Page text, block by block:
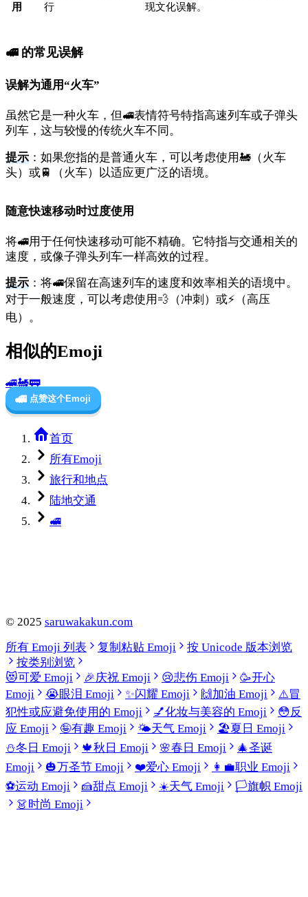
用
行
现文化误解。
🚅 的常见误解
误解为通用“火车”
虽然它是一种火车，但🚅表情符号特指高速列车或子弹头
列车，这与较慢的传统火车不同。
提示 ：如果您指的是普通火车，可以考虑使用🚂（火车
头）或🚆（火车）以适应更广泛的语境。
随意快速移动时过度使用
将🚅用于任何快速移动可能不精确。它特指与交通相关的
速度，或像子弹头列车一样高效的过程。
提示 ：将🚅保留在高速列车的速度和效率相关的语境中。
对于一般速度，可以考虑使用💨（冲刺）或⚡（高压
电）。
相似的Emoji
🚄🚂🚃
🚅 点赞这个Emoji
首页
所有Emoji
旅行和地点
陆地交通
🚅
© 2025 saruwakakun.com
所有 Emoji 列表
复制粘贴 Emoji
按 Unicode 版本浏览
按类别浏览
😻可爱 Emoji 🎉庆祝 Emoji 😢悲伤 Emoji 🥳开心
Emoji
😭眼泪 Emoji ✨闪耀 Emoji 🙌加油 Emoji ⚠️冒
犯性或应避免使用的 Emoji
💅化妆与美容的 Emoji 😳反
应 Emoji
🤪有趣 Emoji 🌤️天气 Emoji 🏖️夏日 Emoji
⛄冬日 Emoji 🍁秋日 Emoji 🌸春日 Emoji 🎄圣诞
Emoji
🎃万圣节 Emoji ❤️爱心 Emoji 👩‍💼职业 Emoji
⚽运动 Emoji 🍰甜点 Emoji ☀️天气 Emoji 🏳️旗帜 Emoji
👗时尚 Emoji